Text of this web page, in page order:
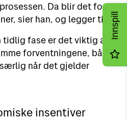
Da blir det fort
sier han, og legger til:
fase er det viktig at
forventningene, både
når det gjelder
insentiver
Innspill